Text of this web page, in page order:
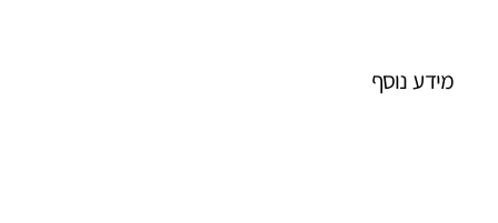
מידע נוסף